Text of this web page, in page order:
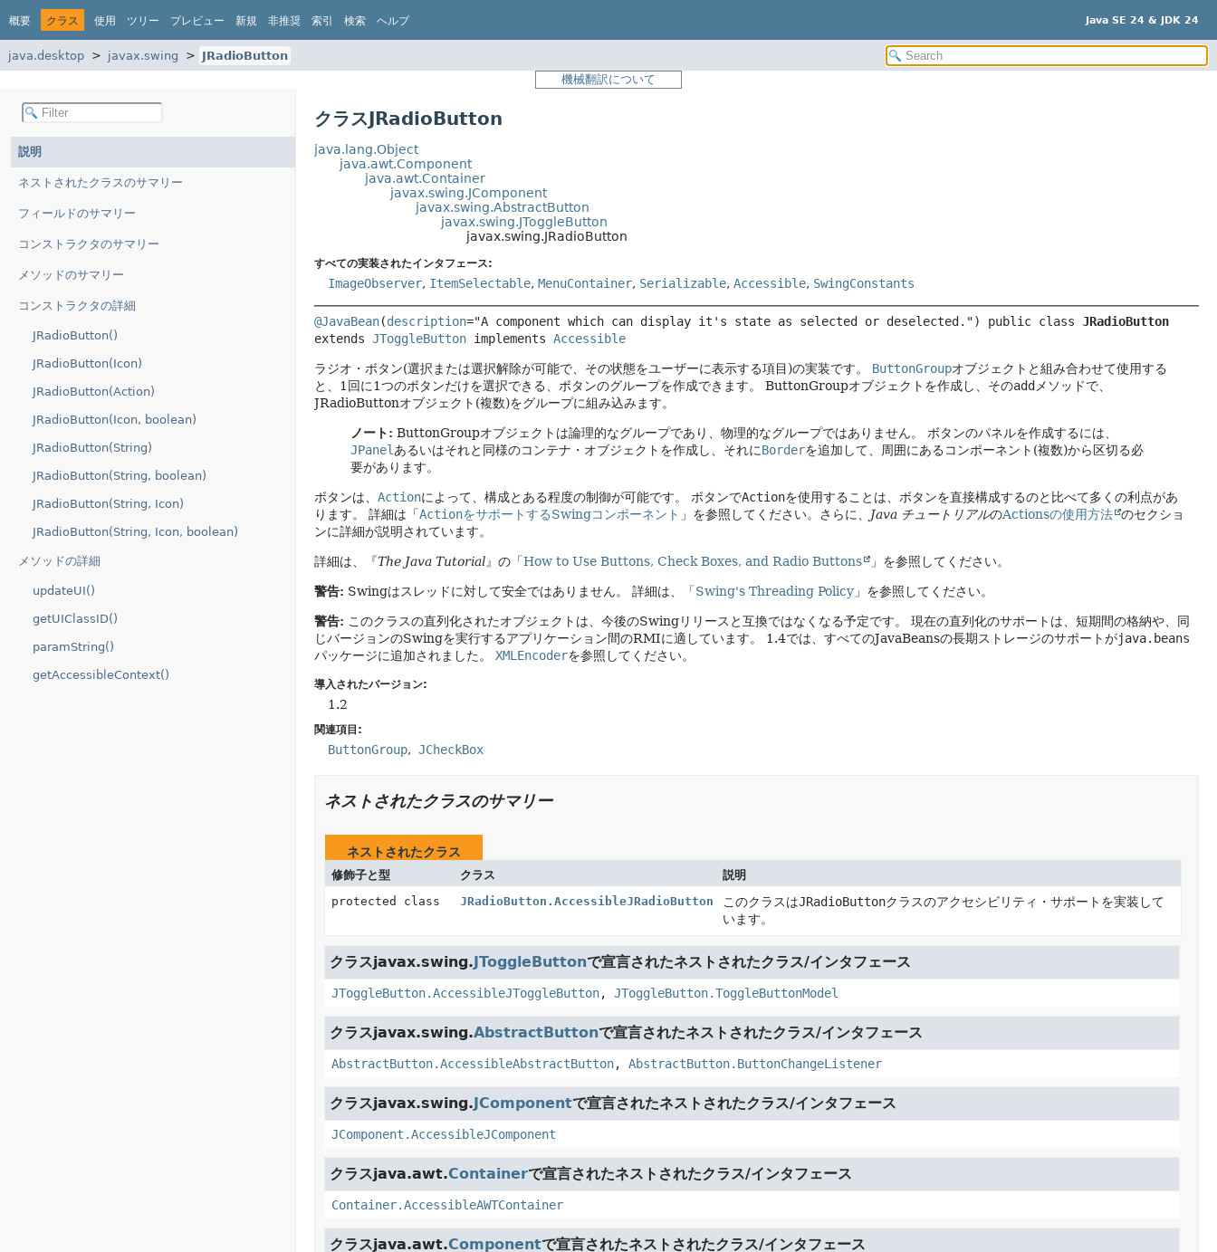
概要 クラス 使用 ツリー プレビュー 新規 非推奨 索引 検索 ヘルプ Java SE 24 & JDK 24
java.desktop javax.swing
JRadioButton
機械翻訳について
説明
ネストされたクラスのサマリー
フィールドのサマリー
コンストラクタのサマリー
メソッドのサマリー
コンストラクタの詳細
JRadioButton()
JRadioButton(Icon)
JRadioButton(Action)
JRadioButton(Icon, boolean)
JRadioButton(String)
JRadioButton(String, boolean)
JRadioButton(String, Icon)
JRadioButton(String, Icon, boolean)
メソッドの詳細
updateUI()
getUIClassID()
paramString()
getAccessibleContext()
クラスJRadioButton
java.lang.Object
java.awt.Component
java.awt.Container
javax.swing.JComponent
javax.swing.AbstractButton
javax.swing.JToggleButton
javax.swing.JRadioButton
すべての実装されたインタフェース:
ImageObserver, ItemSelectable, MenuContainer, Serializable, Accessible, SwingConstants
@JavaBean(description="A component which can display it's state as selected or deselected.") public class JRadioButton
extends JToggleButton implements Accessible
ラジオ・ボタン(選択または選択解除が可能で、その状態をユーザーに表示する項目)の実装です。 ButtonGroupオブジェクトと組み合わせて使用する
と、1回に1つのボタンだけを選択できる、ボタンのグループを作成できます。
ButtonGroupオブジェクトを作成し、そのadd メソッドで、
JRadioButtonオブジェクト(複数)をグループに組み込みます。
ノート: ButtonGroupオブジェクトは論理的なグループであり、物理的なグループではありません。
ボタンのパネルを作成するには、
JPanel あるいはそれと同様のコンテナ・オブジェクトを作成し、それにBorderを追加して、周囲にあるコンポーネント(複数)から区切る必
要があります。
ボタンは、 Actionによって、構成とある程度の制御が可能です。 ボタンでActionを使用することは、ボタンを直接構成するのと比べて多くの利点があ
ります。
詳細は「ActionをサポートするSwingコンポーネント 」を参照してください。さらに、 Java チュートリアルのActionsの使用方法 のセクショ
ンに詳細が説明されています。
詳細は、『The Java Tutorial』の「How to Use Buttons, Check Boxes, and Radio Buttons 」を参照してください。
警告: Swingはスレッドに対して安全ではありません。 詳細は、「Swing's Threading Policy」を参照してください。
警告: このクラスの直列化されたオブジェクトは、今後のSwingリリースと互換ではなくなる予定です。
現在の直列化のサポートは、短期間の格納や、同
じバージョンのSwingを実行するアプリケーション間のRMIに適しています。
1.4では、すべてのJavaBeansの長期ストレージのサポートがjava.beans
パッケージに追加されました。
XMLEncoderを参照してください。
導入されたバージョン:
1.2
関連項目:
ButtonGroup JCheckBox
ネストされたクラスのサマリー
ネストされたクラス
修飾子と型 クラス
説明
protected class
JRadioButton.AccessibleJRadioButton このクラスはJRadioButtonクラスのアクセシビリティ・サポートを実装して
います。
クラスjavax.swing.JToggleButtonで宣言されたネストされたクラス/インタフェース
JToggleButton.AccessibleJToggleButton, JToggleButton.ToggleButtonModel
クラスjavax.swing.AbstractButtonで宣言されたネストされたクラス/インタフェース
AbstractButton.AccessibleAbstractButton, AbstractButton.ButtonChangeListener
クラスjavax.swing.JComponentで宣言されたネストされたクラス/インタフェース
JComponent.AccessibleJComponent
クラスjava.awt.Containerで宣言されたネストされたクラス/インタフェース
Container.AccessibleAWTContainer
クラスjava.awt.Componentで宣言されたネストされたクラス/インタフェース